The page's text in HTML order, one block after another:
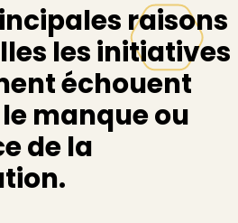
raisons
les initiatives
échouent
manque ou
de la